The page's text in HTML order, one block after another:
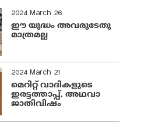
2024 March 26
ഈ യുദ്ധം അവരുടേതു
മാത്രമല്ല
2024 March 21
മെറിറ്റ് വാദികളുടെ
ഇരട്ടത്താപ്പ്, അഥവാ
ജാതിവിഷം